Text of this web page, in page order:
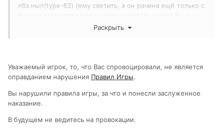
лбз ныл(type-62) (ему светить, а он рачина ещё только с
простил его 200 пх мне погоду не делали(пока), но ведь
автоматические системы бана почему из-за какой-то ***
спровоцировавшей меня на агрессию и испортившей
Имя этого Sniper_Haus[sP_S]
Раскрыть
Уважаемый игрок, то, что Вас спровоцировали, не является
оправданием нарушения Правил Игры.
Вы нарушили правила игры, за что и понесли заслуженное
наказание.
В будущем не ведитесь на провокации.